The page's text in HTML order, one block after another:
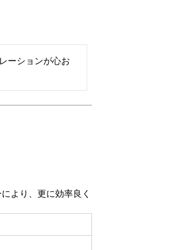
ーションが心お
より、更に効率良く